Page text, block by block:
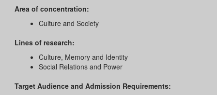
Area of concentration:
Culture and Society
Lines of research:
Culture, Memory and Identity
Social Relations and Power
Target Audience and Admission Requirements: